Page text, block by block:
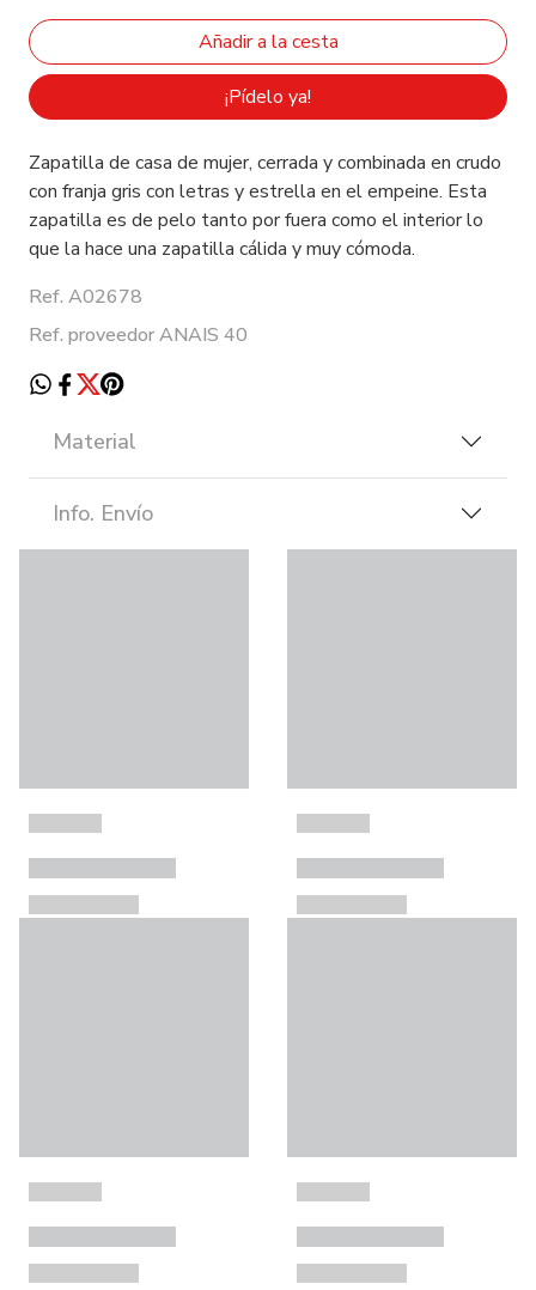
¡Pídelo ya!
Zapatilla de casa de mujer, cerrada y combinada en crudo
con franja gris con letras y estrella en el empeine. Esta
zapatilla es de pelo tanto por fuera como el interior lo
que la hace una zapatilla cálida y muy cómoda.
Ref. A02678
Ref. proveedor ANAIS 40
Material
Info. Envío